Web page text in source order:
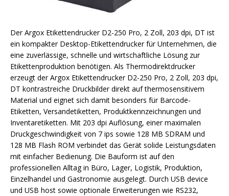
Der Argox Etikettendrucker D2-250 Pro, 2 Zoll, 203 dpi, DT ist
ein kompakter Desktop-Etikettendrucker für Unternehmen, die
eine zuverlässige, schnelle und wirtschaftliche Lösung zur
Etikettenproduktion benötigen. Als Thermodirektdrucker
erzeugt der Argox Etikettendrucker D2-250 Pro, 2 Zoll, 203 dpi,
DT kontrastreiche Druckbilder direkt auf thermosensitivem
Material und eignet sich damit besonders für Barcode-
Etiketten, Versandetiketten, Produktkennzeichnungen und
Inventaretiketten. Mit 203 dpi Auflösung, einer maximalen
Druckgeschwindigkeit von 7 ips sowie 128 MB SDRAM und
128 MB Flash ROM verbindet das Gerät solide Leistungsdaten
mit einfacher Bedienung. Die Bauform ist auf den
professionellen Alltag in Büro, Lager, Logistik, Produktion,
Einzelhandel und Gastronomie ausgelegt. Durch USB device
und USB host sowie optionale Erweiterungen wie RS232,